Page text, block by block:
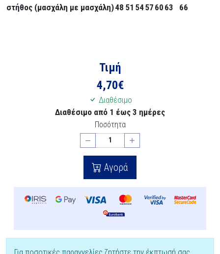
στήθος (μασχάλη με μασχάλη)48 51 5457 60 63 66
Τιμή
4,70€
Διαθέσιμο
Διαθέσιμο από 1 έως 3 ημέρες
Ποσότητα
Αγορά